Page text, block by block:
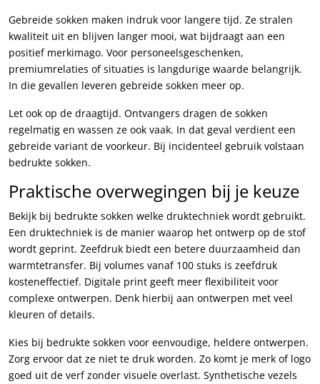
Gebreide sokken maken indruk voor langere tijd. Ze stralen
kwaliteit uit en blijven langer mooi, wat bijdraagt aan een
positief merkimago. Voor personeelsgeschenken,
premiumrelaties of situaties is langdurige waarde belangrijk.
In die gevallen leveren gebreide sokken meer op.
Let ook op de draagtijd. Ontvangers dragen de sokken
regelmatig en wassen ze ook vaak. In dat geval verdient een
gebreide variant de voorkeur. Bij incidenteel gebruik volstaan
bedrukte sokken.
Praktische overwegingen bij je keuze
Bekijk bij bedrukte sokken welke druktechniek wordt gebruikt.
Een druktechniek is de manier waarop het ontwerp op de stof
wordt geprint. Zeefdruk biedt een betere duurzaamheid dan
warmtetransfer. Bij volumes vanaf 100 stuks is zeefdruk
kosteneffectief. Digitale print geeft meer flexibiliteit voor
complexe ontwerpen. Denk hierbij aan ontwerpen met veel
kleuren of details.
Kies bij bedrukte sokken voor eenvoudige, heldere ontwerpen.
Zorg ervoor dat ze niet te druk worden. Zo komt je merk of logo
goed uit de verf zonder visuele overlast. Synthetische vezels